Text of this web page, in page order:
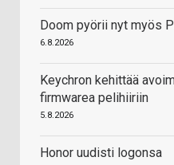
Doom pyörii nyt myös
6.8.2026
Keychron kehittää
firmwarea pelihiiriin
5.8.2026
Honor uudisti logonsa